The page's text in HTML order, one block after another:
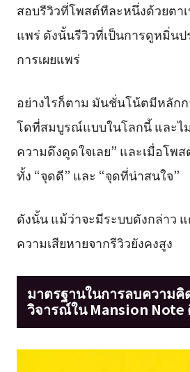
สอบรีวิวที่โพสต์ทีละหนึ่งด้วยตา
แพร่ ดังนั้นรีวิวที่เป็นการดูหมิ่นป
การเผยแพร่
อย่างไรก็ตาม มันชั่นโน้ตมีหลัก
โดที่สมบูรณ์แบบในโลกนี้ และไ
ความดึงดูดใจเลย” และเมื่อโพ
ทั้ง “จุดดี” และ “จุดที่น่าสนใจ”
ดังนั้น แม้ว่าจะมีระบบดังกล่าว
ความเสียหายจากรีวิวยังคงสูง
มาตรฐานในการลบความคิ
วิจารณ์ใน Mansion Note